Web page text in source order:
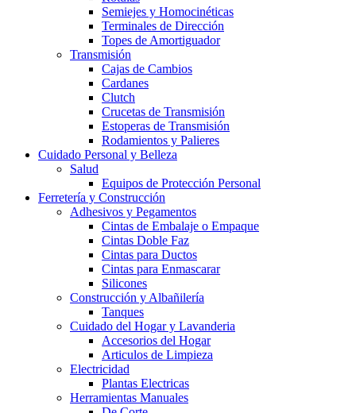
Semiejes y Homocinéticas
Terminales de Dirección
Topes de Amortiguador
Transmisión
Cajas de Cambios
Cardanes
Clutch
Crucetas de Transmisión
Estoperas de Transmisión
Rodamientos y Palieres
Cuidado Personal y Belleza
Salud
Equipos de Protección Personal
Ferretería y Construcción
Adhesivos y Pegamentos
Cintas de Embalaje o Empaque
Cintas Doble Faz
Cintas para Ductos
Cintas para Enmascarar
Silicones
Construcción y Albañilería
Tanques
Cuidado del Hogar y Lavanderia
Accesorios del Hogar
Articulos de Limpieza
Electricidad
Plantas Electricas
Herramientas Manuales